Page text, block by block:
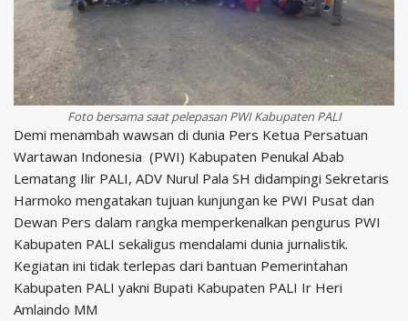
Foto bersama saat pelepasan PWI Kabupaten PALI
Demi menambah wawsan di dunia Pers Ketua Persatuan
Wartawan Indonesia (PWI) Kabupaten Penukal Abab
Lematang Ilir PALI, ADV Nurul Pala SH didampingi Sekretaris
Harmoko mengatakan tujuan kunjungan ke PWI Pusat dan
Dewan Pers dalam rangka memperkenalkan pengurus PWI
Kabupaten PALI sekaligus mendalami dunia jurnalistik.
Kegiatan ini tidak terlepas dari bantuan Pemerintahan
Kabupaten PALI yakni Bupati Kabupaten PALI Ir Heri
Amlaindo MM